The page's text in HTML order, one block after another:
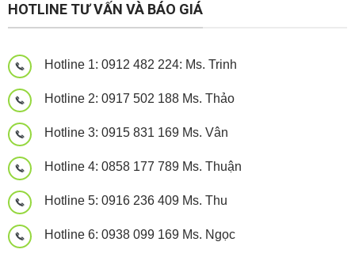
HOTLINE TƯ VẤN VÀ BÁO GIÁ
Hotline 1: 0912 482 224: Ms. Trinh
Hotline 2: 0917 502 188 Ms. Thảo
Hotline 3: 0915 831 169 Ms. Vân
Hotline 4: 0858 177 789 Ms. Thuận
Hotline 5: 0916 236 409 Ms. Thu
Hotline 6: 0938 099 169 Ms. Ngọc